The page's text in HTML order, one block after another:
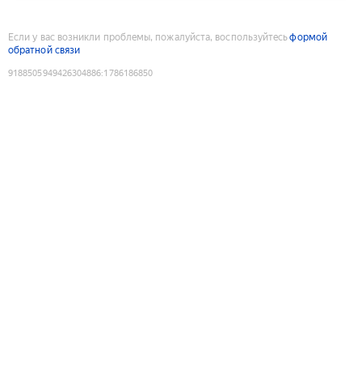
Если у вас возникли проблемы, пожалуйста, воспользуйтесьформой
обратной связи
9188505949426304886:1786186850